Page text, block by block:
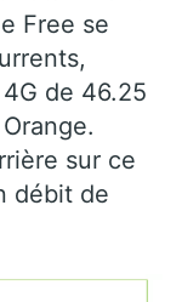
Free se
de 46.25
sur ce
débit de